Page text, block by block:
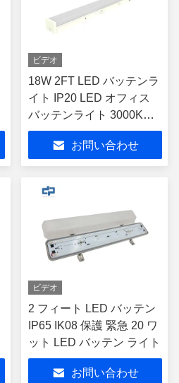
ビデオ
18W 2FT LED バッテンラ
イト IP20 LED オフィス
バッテンライト 3000K
4000K 5000K 6000K
お問い合わせ
ビデオ
2 フィート LED バッテン
IP65 IK08 保護 緊急 20 ワ
ット LED バッテン ライト
お問い合わせ